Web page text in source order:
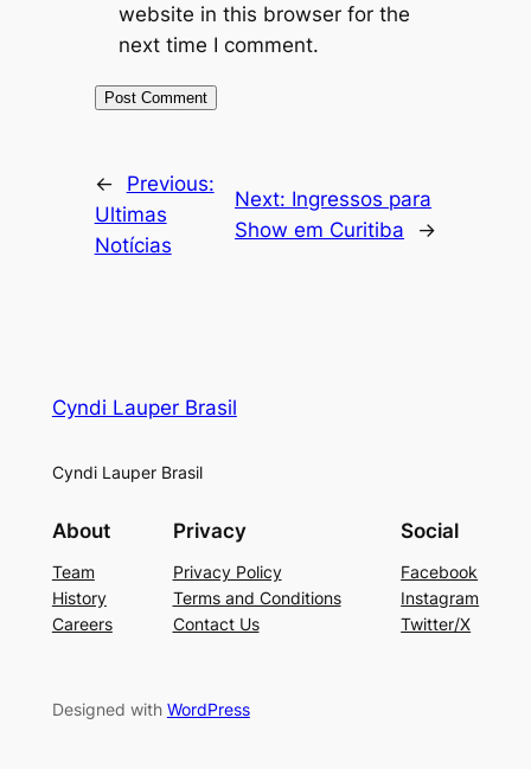
website in this browser for the
next time I comment.
←
Previous:
Ultimas
Notícias
Next: Ingressos para
Show em Curitiba
→
Cyndi Lauper Brasil
Cyndi Lauper Brasil
About
Team
History
Careers
Privacy
Privacy Policy
Terms and Conditions
Contact Us
Social
Facebook
Instagram
Twitter/X
Designed with WordPress